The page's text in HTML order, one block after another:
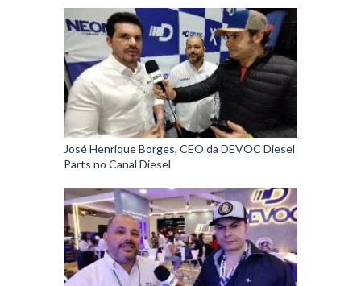
José Henrique Borges, CEO da DEVOC Diesel
Parts no Canal Diesel